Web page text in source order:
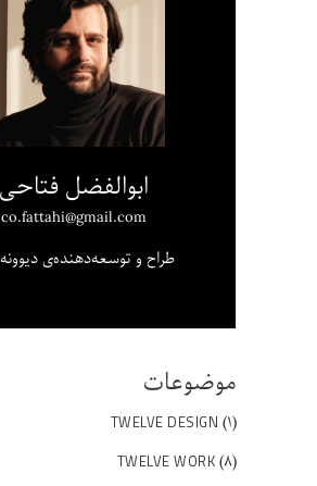
ابوالفضل فتاحی
co.fattahi@gmail.com
طراح و توسعه‌دهنده‌ی
موضوعات
TWELVE DESIGN (۱)
TWELVE WORK (۸)